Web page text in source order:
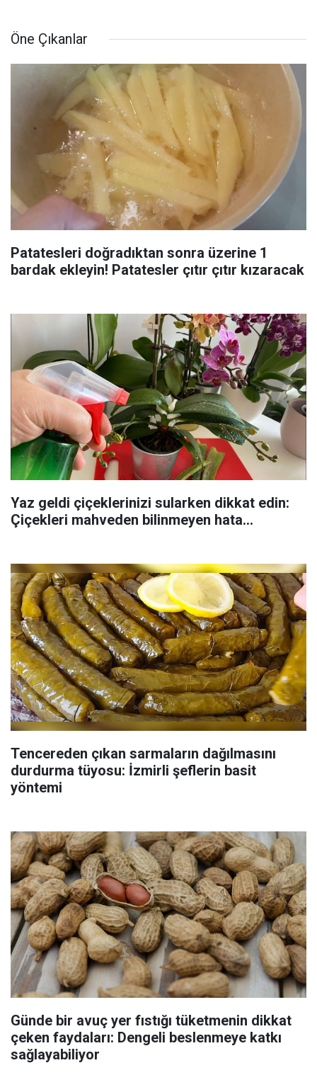
Öne Çıkanlar
Patatesleri doğradıktan sonra üzerine 1
bardak ekleyin! Patatesler çıtır çıtır kızaracak
Yaz geldi çiçeklerinizi sularken dikkat edin:
Çiçekleri mahveden bilinmeyen hata...
Tencereden çıkan sarmaların dağılmasını
durdurma tüyosu: İzmirli şeflerin basit
yöntemi
Günde bir avuç yer fıstığı tüketmenin dikkat
çeken faydaları: Dengeli beslenmeye katkı
sağlayabiliyor